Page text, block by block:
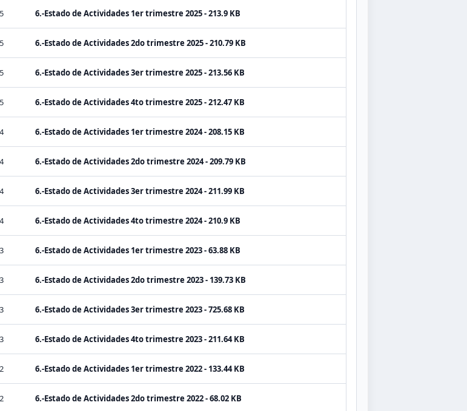
6.-Estado de Actividades 1er trimestre 2025 - 213.9 KB
6.-Estado de Actividades 2do trimestre 2025 - 210.79 KB
6.-Estado de Actividades 3er trimestre 2025 - 213.56 KB
6.-Estado de Actividades 4to trimestre 2025 - 212.47 KB
6.-Estado de Actividades 1er trimestre 2024 - 208.15 KB
6.-Estado de Actividades 2do trimestre 2024 - 209.79 KB
6.-Estado de Actividades 3er trimestre 2024 - 211.99 KB
6.-Estado de Actividades 4to trimestre 2024 - 210.9 KB
6.-Estado de Actividades 1er trimestre 2023 - 63.88 KB
6.-Estado de Actividades 2do trimestre 2023 - 139.73 KB
6.-Estado de Actividades 3er trimestre 2023 - 725.68 KB
6.-Estado de Actividades 4to trimestre 2023 - 211.64 KB
6.-Estado de Actividades 1er trimestre 2022 - 133.44 KB
6.-Estado de Actividades 2do trimestre 2022 - 68.02 KB